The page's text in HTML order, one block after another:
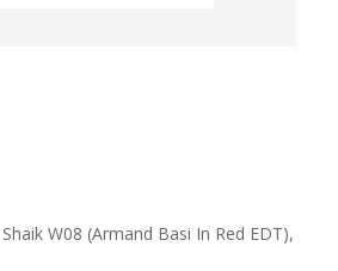
W08 (Armand Basi In Red EDT),